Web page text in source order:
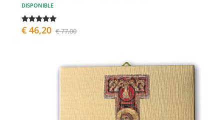
DISPONIBLE
€ 46,20 € 77,00